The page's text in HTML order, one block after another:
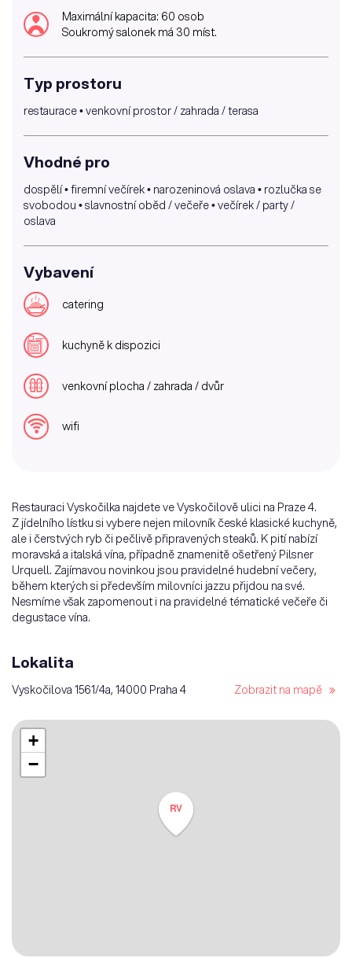
Maximální kapacita: 60 osob
Soukromý salonek má 30 míst.
Typ prostoru
restaurace • venkovní prostor / zahrada / terasa
Vhodné pro
dospělí • firemní večírek • narozeninová oslava • rozlučka se
svobodou • slavnostní oběd / večeře • večírek / party /
oslava
Vybavení
catering
kuchyně k dispozici
venkovní plocha / zahrada / dvůr
wifi
Restauraci Vyskočilka najdete ve Vyskočilově ulici na Praze 4.
Z jídelního lístku si vybere nejen milovník české klasické kuchyně,
ale i čerstvých ryb či pečlivě připravených steaků. K pití nabízí
moravská a italská vína, případně znamenitě ošetřený Pilsner
Urquell. Zajímavou novinkou jsou pravidelné hudební večery,
během kterých si především milovníci jazzu přijdou na své.
Nesmíme však zapomenout i na pravidelné tématické večeře či
degustace vína.
Lokalita
Vyskočilova 1561/4a, 14000 Praha 4 Zobrazit na mapě
RV
+
−